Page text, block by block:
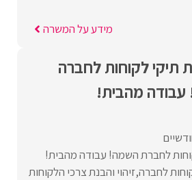
מידע על המשרה
תיקי לקוחות לחברה
מהבית!
לחברת השמה! עבודה מהבית!
לחברה,זיהוי והבנת צרכי הלקוחות